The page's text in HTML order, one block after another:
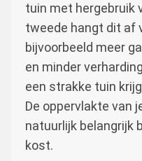
tuin met hergebruik
tweede hangt dit af
bijvoorbeeld meer
en minder
een strakke tuin
De oppervlakte van
natuurlijk belangrijk
kost.